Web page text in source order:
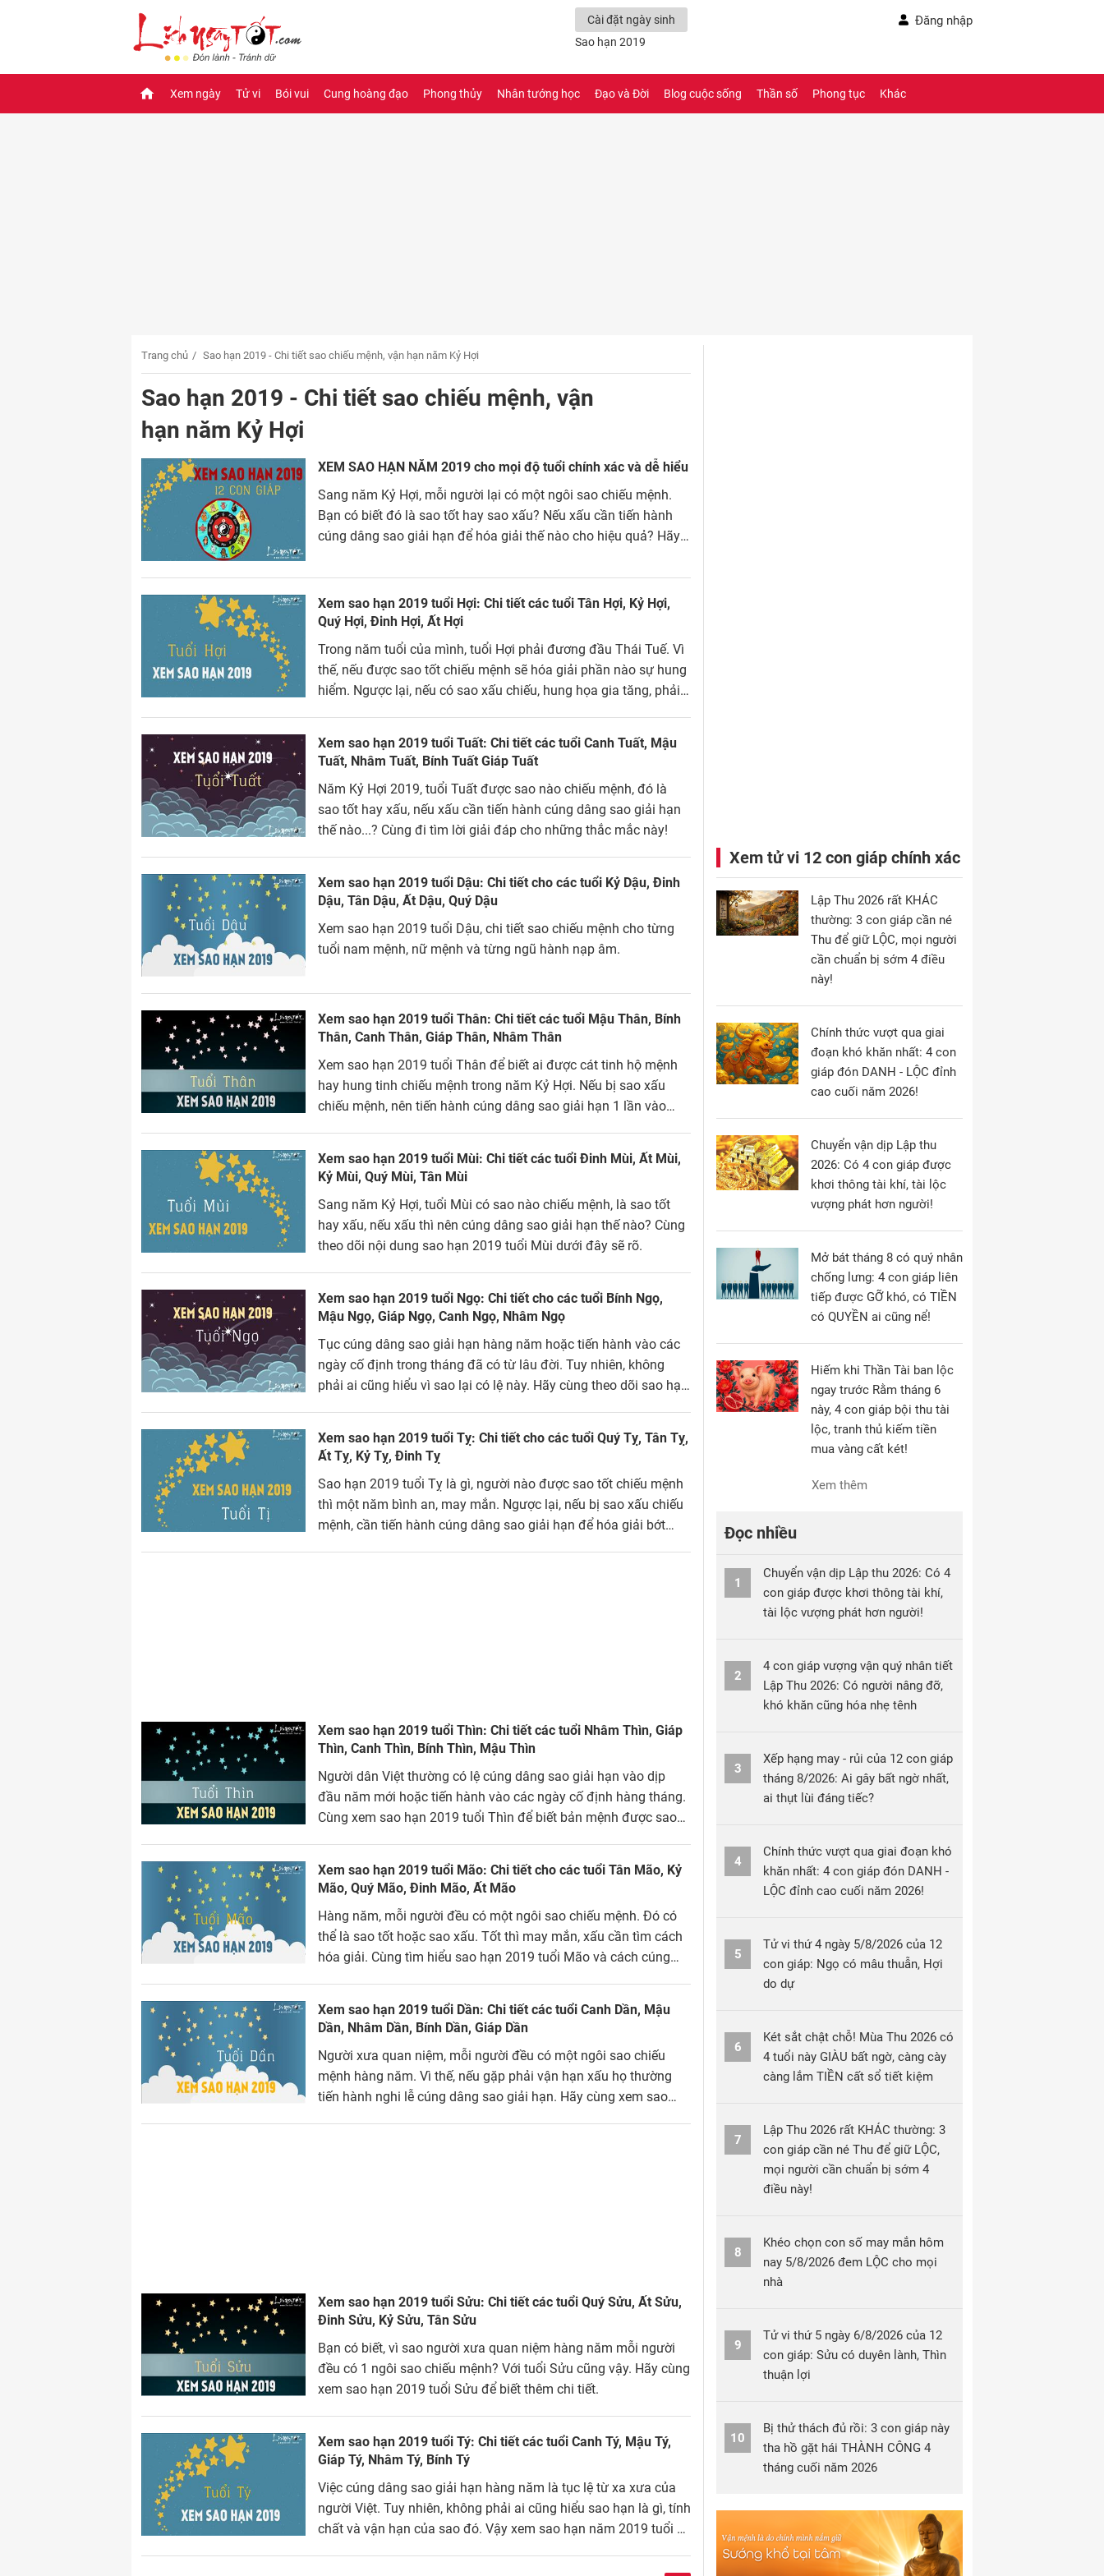
Cài đặt ngày sinh Đăng nhập
Sao hạn 2019
Xem ngày Tử vi Bói vui Cung hoàng đạo Phong thủy Nhân tướng học Đạo và Đời Blog cuộc sống Thần số Phong tục Khác
Trang chủ Sao hạn 2019 - Chi tiết sao chiếu mệnh, vận hạn năm Kỷ Hợi
Sao hạn 2019 - Chi tiết sao chiếu mệnh, vận
hạn năm Kỷ Hợi
XEM SAO HẠN NĂM 2019 cho mọi độ tuổi chính xác và dễ hiểu
Sang năm Kỷ Hợi, mỗi người lại có một ngôi sao chiếu mệnh.
Bạn có biết đó là sao tốt hay sao xấu? Nếu xấu cần tiến hành
cúng dâng sao giải hạn để hóa giải thế nào cho hiệu quả? Hãy
Xem sao hạn 2019 tuổi Hợi: Chi tiết các tuổi Tân Hợi, Kỷ Hợi,
Quý Hợi, Đinh Hợi, Ất Hợi
Trong năm tuổi của mình, tuổi Hợi phải đương đầu Thái Tuế. Vì
thế, nếu được sao tốt chiếu mệnh sẽ hóa giải phần nào sự hung
hiểm. Ngược lại, nếu có sao xấu chiếu, hung họa gia tăng, phải
Xem sao hạn 2019 tuổi Tuất: Chi tiết các tuổi Canh Tuất, Mậu
Tuất, Nhâm Tuất, Bính Tuất Giáp Tuất
Năm Kỷ Hợi 2019, tuổi Tuất được sao nào chiếu mệnh, đó là
sao tốt hay xấu, nếu xấu cần tiến hành cúng dâng sao giải hạn
thế nào...? Cùng đi tìm lời giải đáp cho những thắc mắc này!
Xem sao hạn 2019 tuổi Dậu: Chi tiết cho các tuổi Kỷ Dậu, Đinh
Dậu, Tân Dậu, Ất Dậu, Quý Dậu
Xem sao hạn 2019 tuổi Dậu, chi tiết sao chiếu mệnh cho từng
tuổi nam mệnh, nữ mệnh và từng ngũ hành nạp âm.
Xem sao hạn 2019 tuổi Thân: Chi tiết các tuổi Mậu Thân, Bính
Thân, Canh Thân, Giáp Thân, Nhâm Thân
Xem sao hạn 2019 tuổi Thân để biết ai được cát tinh hộ mệnh
hay hung tinh chiếu mệnh trong năm Kỷ Hợi. Nếu bị sao xấu
chiếu mệnh, nên tiến hành cúng dâng sao giải hạn 1 lần vào
Xem sao hạn 2019 tuổi Mùi: Chi tiết các tuổi Đinh Mùi, Ất Mùi,
Kỷ Mùi, Quý Mùi, Tân Mùi
Sang năm Kỷ Hợi, tuổi Mùi có sao nào chiếu mệnh, là sao tốt
hay xấu, nếu xấu thì nên cúng dâng sao giải hạn thế nào? Cùng
theo dõi nội dung sao hạn 2019 tuổi Mùi dưới đây sẽ rõ.
Xem sao hạn 2019 tuổi Ngọ: Chi tiết cho các tuổi Bính Ngọ,
Mậu Ngọ, Giáp Ngọ, Canh Ngọ, Nhâm Ngọ
Tục cúng dâng sao giải hạn hàng năm hoặc tiến hành vào các
ngày cố định trong tháng đã có từ lâu đời. Tuy nhiên, không
phải ai cũng hiểu vì sao lại có lệ này. Hãy cùng theo dõi sao hạn
Xem sao hạn 2019 tuổi Tỵ: Chi tiết cho các tuổi Quý Tỵ, Tân Tỵ,
Ất Tỵ, Kỷ Tỵ, Đinh Tỵ
Sao hạn 2019 tuổi Tỵ là gì, người nào được sao tốt chiếu mệnh
thì một năm bình an, may mắn. Ngược lại, nếu bị sao xấu chiếu
mệnh, cần tiến hành cúng dâng sao giải hạn để hóa giải bớt
Xem sao hạn 2019 tuổi Thìn: Chi tiết các tuổi Nhâm Thìn, Giáp
Thìn, Canh Thìn, Bính Thìn, Mậu Thìn
Người dân Việt thường có lệ cúng dâng sao giải hạn vào dịp
đầu năm mới hoặc tiến hành vào các ngày cố định hàng tháng.
Cùng xem sao hạn 2019 tuổi Thìn để biết bản mệnh được sao
Xem sao hạn 2019 tuổi Mão: Chi tiết cho các tuổi Tân Mão, Kỷ
Mão, Quý Mão, Đinh Mão, Ất Mão
Hàng năm, mỗi người đều có một ngôi sao chiếu mệnh. Đó có
thể là sao tốt hoặc sao xấu. Tốt thì may mắn, xấu cần tìm cách
hóa giải. Cùng tìm hiểu sao hạn 2019 tuổi Mão và cách cúng
Xem sao hạn 2019 tuổi Dần: Chi tiết các tuổi Canh Dần, Mậu
Dần, Nhâm Dần, Bính Dần, Giáp Dần
Người xưa quan niệm, mỗi người đều có một ngôi sao chiếu
mệnh hàng năm. Vì thế, nếu gặp phải vận hạn xấu họ thường
tiến hành nghi lễ cúng dâng sao giải hạn. Hãy cùng xem sao
Xem sao hạn 2019 tuổi Sửu: Chi tiết các tuổi Quý Sửu, Ất Sửu,
Đinh Sửu, Kỷ Sửu, Tân Sửu
Bạn có biết, vì sao người xưa quan niệm hàng năm mỗi người
đều có 1 ngôi sao chiếu mệnh? Với tuổi Sửu cũng vậy. Hãy cùng
xem sao hạn 2019 tuổi Sửu để biết thêm chi tiết.
Xem sao hạn 2019 tuổi Tý: Chi tiết các tuổi Canh Tý, Mậu Tý,
Giáp Tý, Nhâm Tý, Bính Tý
Việc cúng dâng sao giải hạn hàng năm là tục lệ từ xa xưa của
người Việt. Tuy nhiên, không phải ai cũng hiểu sao hạn là gì, tính
chất và vận hạn của sao đó. Vậy xem sao hạn năm 2019 tuổi Tý
Xem tử vi 12 con giáp chính xác
Lập Thu 2026 rất KHÁC
thường: 3 con giáp cần né
Thu để giữ LỘC, mọi người
cần chuẩn bị sớm 4 điều
này!
Chính thức vượt qua giai
đoạn khó khăn nhất: 4 con
giáp đón DANH - LỘC đỉnh
cao cuối năm 2026!
Chuyển vận dịp Lập thu
2026: Có 4 con giáp được
khơi thông tài khí, tài lộc
vượng phát hơn người!
Mở bát tháng 8 có quý nhân
chống lưng: 4 con giáp liên
tiếp được GỠ khó, có TIỀN
có QUYỀN ai cũng nể!
Hiếm khi Thần Tài ban lộc
ngay trước Rằm tháng 6
này, 4 con giáp bội thu tài
lộc, tranh thủ kiếm tiền
mua vàng cất két!
Xem thêm
Đọc nhiều
1
Chuyển vận dịp Lập thu 2026: Có 4
con giáp được khơi thông tài khí,
tài lộc vượng phát hơn người!
2
4 con giáp vượng vận quý nhân tiết
Lập Thu 2026: Có người nâng đỡ,
khó khăn cũng hóa nhẹ tênh
3
Xếp hạng may - rủi của 12 con giáp
tháng 8/2026: Ai gây bất ngờ nhất,
ai thụt lùi đáng tiếc?
4
Chính thức vượt qua giai đoạn khó
khăn nhất: 4 con giáp đón DANH -
LỘC đỉnh cao cuối năm 2026!
5
Tử vi thứ 4 ngày 5/8/2026 của 12
con giáp: Ngọ có mâu thuẫn, Hợi
do dự
6
Két sắt chật chỗ! Mùa Thu 2026 có
4 tuổi này GIÀU bất ngờ, càng cày
càng lắm TIỀN cất sổ tiết kiệm
7
Lập Thu 2026 rất KHÁC thường: 3
con giáp cần né Thu để giữ LỘC,
mọi người cần chuẩn bị sớm 4
điều này!
8
Khéo chọn con số may mắn hôm
nay 5/8/2026 đem LỘC cho mọi
nhà
9
Tử vi thứ 5 ngày 6/8/2026 của 12
con giáp: Sửu có duyên lành, Thìn
thuận lợi
10
Bị thử thách đủ rồi: 3 con giáp này
tha hồ gặt hái THÀNH CÔNG 4
tháng cuối năm 2026